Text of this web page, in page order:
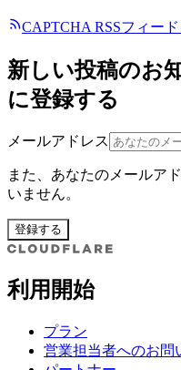
CAPTCHA RSSフィー
新しい投稿のお
に登録する
メールアドレス
また、あなたのメールア
いません。
登録する
利用開始
プラン
営業担当者へのお問